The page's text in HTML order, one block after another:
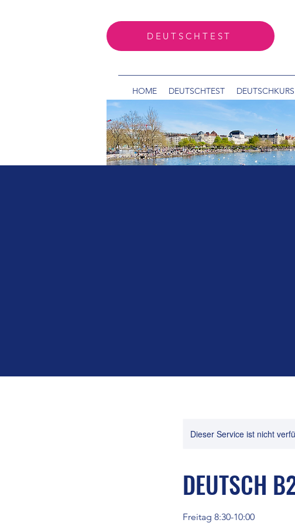
DEUTSCHTEST
HOME DEUTSCHTEST DEUTSCHKURS
Dieser Service ist nicht
DEUTSCH
Freitag 8:30-10:00